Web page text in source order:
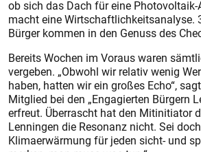
ob sich das Dach für eine
macht eine Wirtschaftlichkeitsanalyse.
Bürger kommen in den Genuss des
Bereits Wochen im Voraus waren
vergeben. „Obwohl wir relativ wenig
haben, hatten wir ein großes Echo“,
Mitglied bei den „Engagierten Bürgern
erfreut. Überrascht hat den Mitinitiator
Lenningen die Resonanz nicht. Sei
Klimaerwärmung für jeden sicht- und